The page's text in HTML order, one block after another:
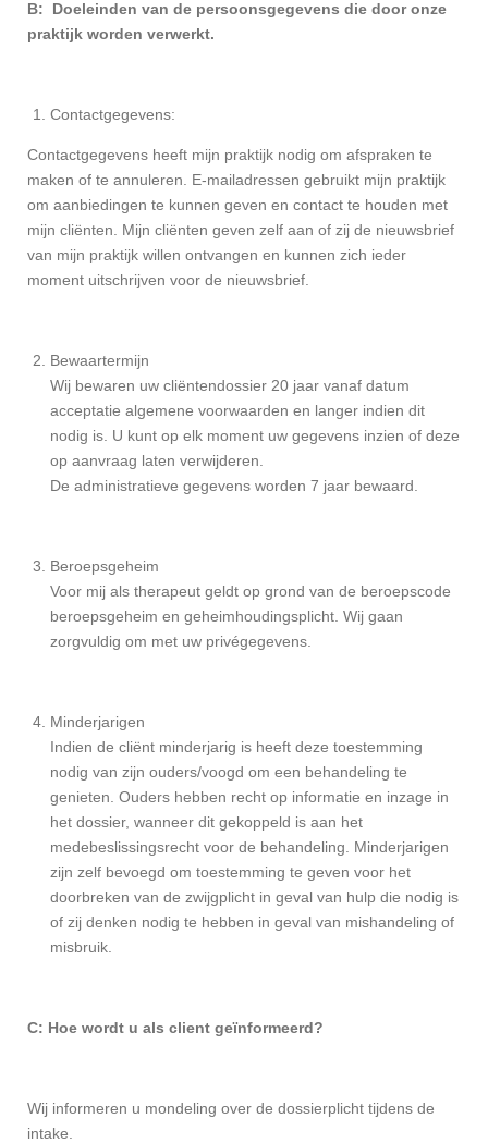
B:
Doeleinden van de persoonsgegevens die door onze
praktijk worden verwerkt.
Contactgegevens:
Contactgegevens heeft mijn praktijk nodig om afspraken te
maken of te annuleren. E-mailadressen gebruikt mijn praktijk
om aanbiedingen te kunnen geven en contact te houden met
mijn cliënten. Mijn cliënten geven zelf aan of zij de nieuwsbrief
van mijn praktijk willen ontvangen en kunnen zich ieder
moment uitschrijven voor de nieuwsbrief.
Bewaartermijn
Wij bewaren uw cliëntendossier 20 jaar vanaf datum
acceptatie algemene voorwaarden en langer indien dit
nodig is. U kunt op elk moment uw gegevens inzien of deze
op aanvraag laten verwijderen.
De administratieve gegevens worden 7 jaar bewaard.
Beroepsgeheim
Voor mij als therapeut geldt op grond van de beroepscode
beroepsgeheim en geheimhoudingsplicht. Wij gaan
zorgvuldig om met uw privégegevens.
Minderjarigen
Indien de cliënt minderjarig is heeft deze toestemming
nodig van zijn ouders/voogd om een behandeling te
genieten. Ouders hebben recht op informatie en inzage in
het dossier, wanneer dit gekoppeld is aan het
medebeslissingsrecht voor de behandeling. Minderjarigen
zijn zelf bevoegd om toestemming te geven voor het
doorbreken van de zwijgplicht in geval van hulp die nodig is
of zij denken nodig te hebben in geval van mishandeling of
misbruik.
C: Hoe wordt u als client geïnformeerd?
Wij informeren u mondeling over de dossierplicht tijdens de
intake.